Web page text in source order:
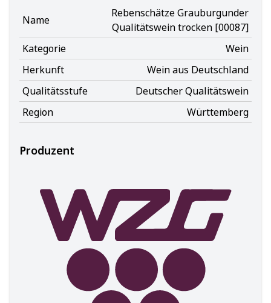
Name
Rebenschätze Grauburgunder
Qualitätswein trocken [00087]
Kategorie
Wein
Herkunft
Wein aus Deutschland
Qualitätsstufe
Deutscher Qualitätswein
Region
Württemberg
Produzent